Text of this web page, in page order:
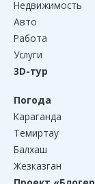
Недвижимость
Авто
Работа
Услуги
3D-тур
Погода
Караганда
Темиртау
Балхаш
Жезказган